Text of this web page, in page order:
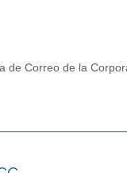
Correo de la